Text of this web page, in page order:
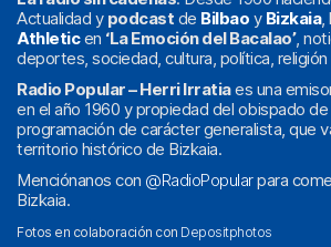
Actualidad y podcast de Bilbao y Bizkaia,
Athleticen ‘La Emoción del Bacalao’,
deportes, sociedad, cultura, política,
Radio Popular – Herri Irratiaes una
en el año 1960 y propiedad del obispado de
programación de carácter generalista, que
territorio histórico de Bizkaia.
Menciónanos con @RadioPopularpara
Bizkaia.
Fotos en colaboración con Depositphotos